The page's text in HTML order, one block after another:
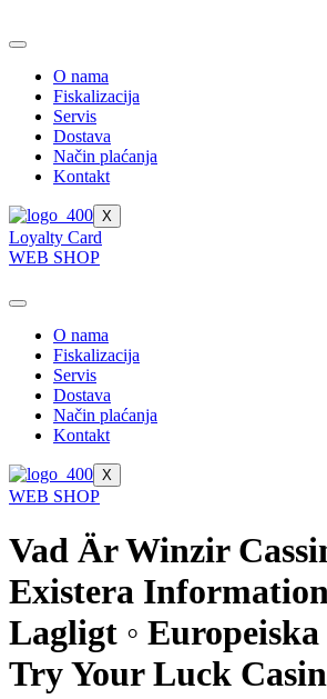
to
O nama
Fiskalizacija
Servis
Dostava
Način plaćanja
Kontakt
X
Loyalty Card
WEB SHOP
O nama
Fiskalizacija
Servis
Dostava
Način plaćanja
Kontakt
X
WEB SHOP
Vad Är Winzir
Existera
Lagligt ◦
Try Your Luck